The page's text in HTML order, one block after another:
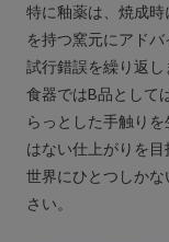
特に釉薬は、焼成
を持つ窯元にアド
試行錯誤を繰り返し
食器ではB品として
らっとした手触り
はない仕上がりを目
世界にひとつしか
さい。